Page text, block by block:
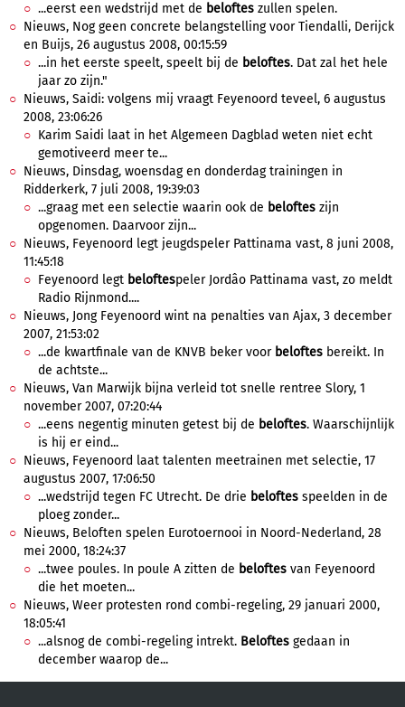
...eerst een wedstrijd met de beloftes zullen spelen.
Nieuws, Nog geen concrete belangstelling voor Tiendalli, Derijck
en Buijs, 26 augustus 2008, 00:15:59
...in het eerste speelt, speelt bij de beloftes. Dat zal het hele
jaar zo zijn."
Nieuws, Saidi: volgens mij vraagt Feyenoord teveel, 6 augustus
2008, 23:06:26
Karim Saidi laat in het Algemeen Dagblad weten niet echt
gemotiveerd meer te...
Nieuws, Dinsdag, woensdag en donderdag trainingen in
Ridderkerk, 7 juli 2008, 19:39:03
...graag met een selectie waarin ook de beloftes zijn
opgenomen. Daarvoor zijn...
Nieuws, Feyenoord legt jeugdspeler Pattinama vast, 8 juni 2008,
11:45:18
Feyenoord legt beloftespeler Jordâo Pattinama vast, zo meldt
Radio Rijnmond....
Nieuws, Jong Feyenoord wint na penalties van Ajax, 3 december
2007, 21:53:02
...de kwartfinale van de KNVB beker voor beloftes bereikt. In
de achtste...
Nieuws, Van Marwijk bijna verleid tot snelle rentree Slory, 1
november 2007, 07:20:44
...eens negentig minuten getest bij de beloftes. Waarschijnlijk
is hij er eind...
Nieuws, Feyenoord laat talenten meetrainen met selectie, 17
augustus 2007, 17:06:50
...wedstrijd tegen FC Utrecht. De drie beloftes speelden in de
ploeg zonder...
Nieuws, Beloften spelen Eurotoernooi in Noord-Nederland, 28
mei 2000, 18:24:37
...twee poules. In poule A zitten de beloftes van Feyenoord
die het moeten...
Nieuws, Weer protesten rond combi-regeling, 29 januari 2000,
18:05:41
...alsnog de combi-regeling intrekt. Beloftes gedaan in
december waarop de...